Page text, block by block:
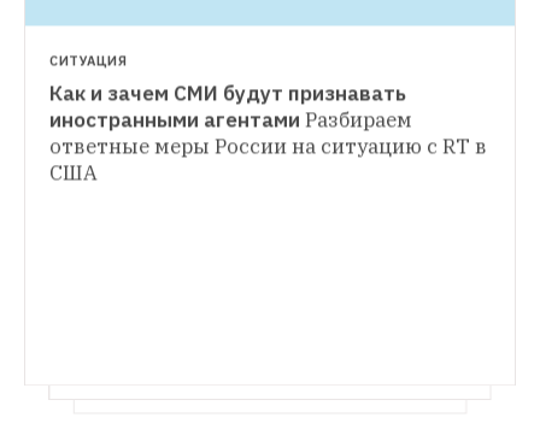
С чего начались протесты в Москве, зачем
они нужны и опасно ли ходить на митинги
Политологи Владимир Гельман и
СИТУАЦИЯ
Как и зачем СМИ будут признавать
иностранными агентами Разбираем
ответные меры России на ситуацию с RT в
США